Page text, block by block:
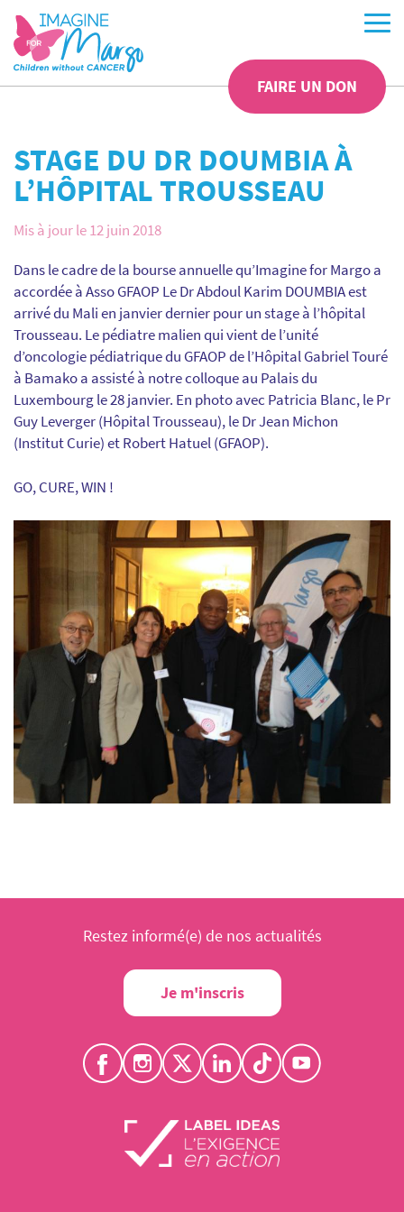
FAIRE UN DON
STAGE DU DR DOUMBIA À
L’HÔPITAL TROUSSEAU
Mis à jour le 12 juin 2018
Dans le cadre de la bourse annuelle qu’Imagine for Margo a
accordée à Asso GFAOP Le Dr Abdoul Karim DOUMBIA est
arrivé du Mali en janvier dernier pour un stage à l’hôpital
Trousseau. Le pédiatre malien qui vient de l’unité
d’oncologie pédiatrique du GFAOP de l’Hôpital Gabriel Touré
à Bamako a assisté à notre colloque au Palais du
Luxembourg le 28 janvier. En photo avec Patricia Blanc, le Pr
Guy Leverger (Hôpital Trousseau), le Dr Jean Michon
(Institut Curie) et Robert Hatuel (GFAOP).
GO, CURE, WIN !
Restez informé(e) de nos actualités
Je m'inscris